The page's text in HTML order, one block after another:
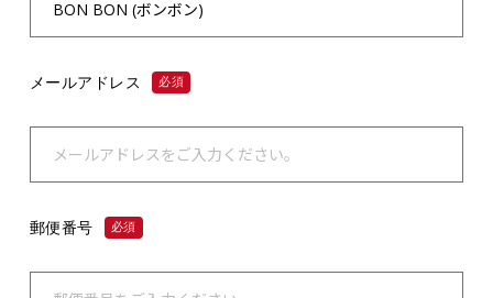
メールアドレス 必須
郵便番号 必須